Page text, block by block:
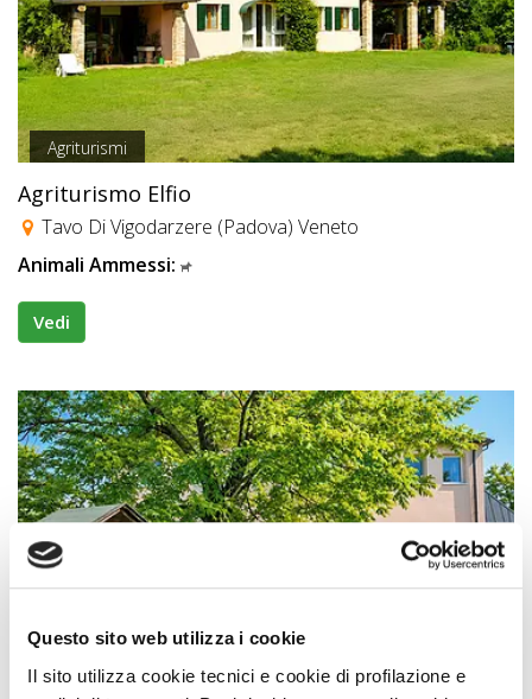
Questo sito web utilizza i cookie
Il sito utilizza cookie tecnici e cookie di profilazione e
Agriturismi
Agriturismo Elfio
Tavo Di Vigodarzere (Padova) Veneto
Animali Ammessi:
Vedi
Agriturismi
Agriturismo Natura Salute